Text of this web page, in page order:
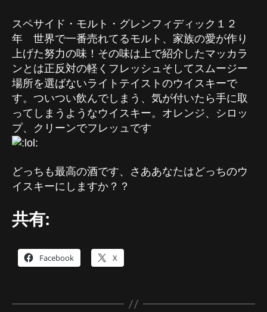
スペサイド・モルト・グレンフィディック１２
年 世界で一番売れてるモルト、家族の愛が作り
上げた努力の味！その味は上で紹介したマッカラ
ンとは正反対の軽くフレッシュそしてスムージー
場所を選ばないライトテイストのウイスキーで
す。ついつい飲んでしまう、気が付いたら手に取
ってしまうようなウイスキー。オレンジ、シロッ
プ、クリーンでフレッュです
どっちも最高の酒です、さああなたはどっちのウ
イスキーにしますか？？
共有:
Facebook X